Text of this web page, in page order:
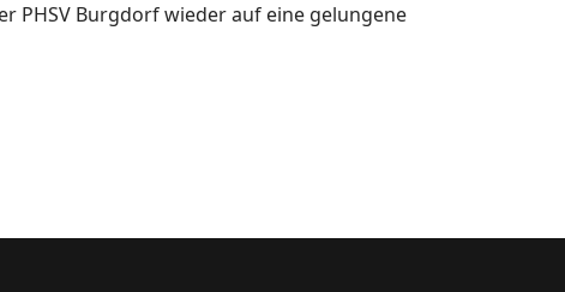
PHSV Burgdorf wieder auf eine gelungene